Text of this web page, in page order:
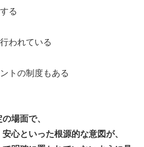
る
われている
トの制度もある
場面で、
心といった根源的な意図が、